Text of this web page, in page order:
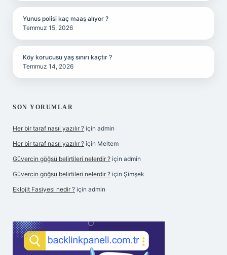
Yunus polisi kaç maaş alıyor ?
Temmuz 15, 2026
Köy korucusu yaş sınırı kaçtır ?
Temmuz 14, 2026
SON YORUMLAR
Her bir taraf nasıl yazılır ? için admin
Her bir taraf nasıl yazılır ? için Meltem
Güvercin göğsü belirtileri nelerdir ? için admin
Güvercin göğsü belirtileri nelerdir ? için Şimşek
Eklojit Fasiyesi nedir ? için admin